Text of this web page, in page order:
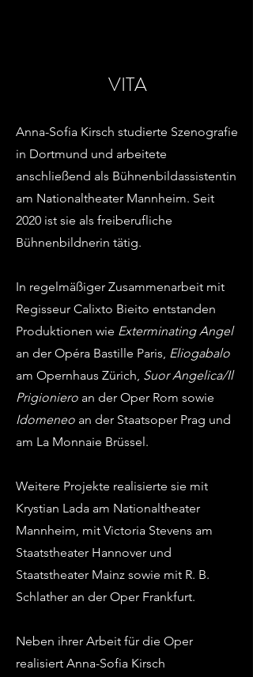
VITA
Anna-Sofia Kirsch studierte Szenografie
in Dortmund und arbeitete
anschließend als Bühnenbildassistentin
am Nationaltheater Mannheim. Seit
2020 ist sie als freiberufliche
Bühnenbildnerin tätig.
In regelmäßiger Zusammenarbeit mit
Regisseur Calixto Bieito entstanden
Produktionen wie Exterminating Angel
an der Opéra Bastille Paris, Eliogabalo
am Opernhaus Zürich, Suor Angelica/Il
Prigioniero an der Oper Rom sowie
Idomeneo an der Staatsoper Prag und
am La Monnaie Brüssel.
Weitere Projekte realisierte sie mit
Krystian Lada am Nationaltheater
Mannheim, mit Victoria Stevens am
Staatstheater Hannover und
Staatstheater Mainz sowie mit R. B.
Schlather an der Oper Frankfurt.
Neben ihrer Arbeit für die Oper
realisiert Anna-Sofia Kirsch